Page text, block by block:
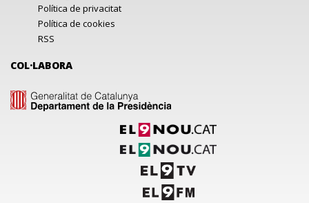
Política de privacitat
Política de cookies
RSS
COL·LABORA